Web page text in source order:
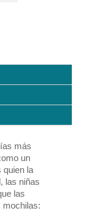
más
un
quien la
las niñas
las
mochilas: